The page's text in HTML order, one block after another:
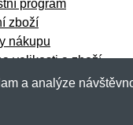
program
zboží
nákupu
velikosti a zboží
a analýze